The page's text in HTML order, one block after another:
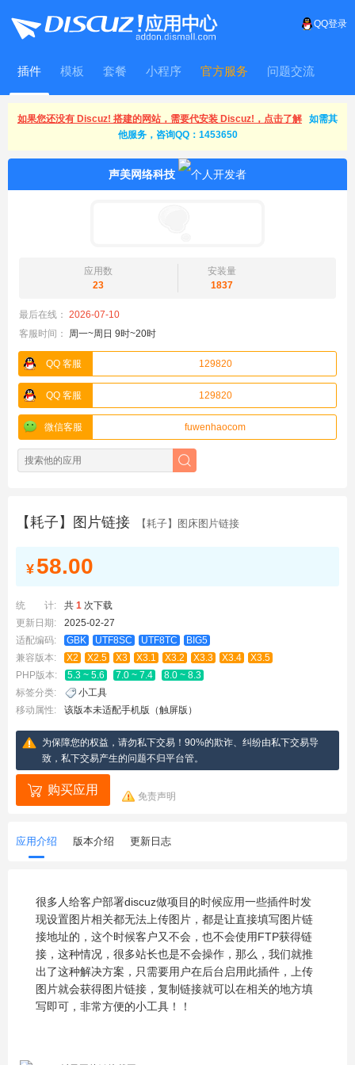
QQ登录
插件 模板 套餐 小程序 官方服务 问题交流
WitFrame
如果您还没有 Discuz! 搭建的网站，需要代安装 Discuz!，点击了解
如需其
他服务，咨询QQ：1453650
声美网络科技
应用数
23
安装量
1837
最后在线： 2026-07-10
客服时间：
周一~周日 9时~20时
QQ 客服 129820
QQ 客服 129820
微信客服 fuwenhaocom
【耗子】图片链接 【耗子】图床图片链接
¥ 58.00
统 计: 共 1 次下载
更新日期:
2025-02-27
适配编码:
GBK UTF8SC UTF8TC
BIG5
兼容版本:
X2 X2.5 X3 X3.1 X3.2 X3.3 X3.4
X3.5
PHP版本:
5.3 ~ 5.6 7.0 ~ 7.4
8.0 ~ 8.3
标签分类:
小工具
移动属性:
该版本未适配手机版（触屏版）
为保障您的权益，请勿私下交易！90%的欺诈、纠纷由私下交易导
致，私下交易产生的问题不归平台管。
购买应用 免责声明
应用介绍 版本介绍 更新日志
很多人给客户部署discuz做项目的时候应用一些插件时发
现设置图片相关都无法上传图片，都是让直接填写图片链
接地址的，这个时候客户又不会，也不会使用FTP获得链
接，这种情况，很多站长也是不会操作，那么，我们就推
出了这种解决方案，只需要用户在后台启用此插件，上传
图片就会获得图片链接，复制链接就可以在相关的地方填
写即可，非常方便的小工具！！